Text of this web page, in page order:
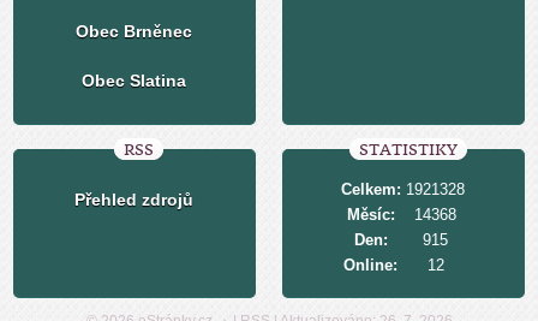
Obec Brněnec
Obec Slatina
RSS
Přehled zdrojů
STATISTIKY
Online: 12
Celkem: 1921328
Měsíc:
14368
Den:
915